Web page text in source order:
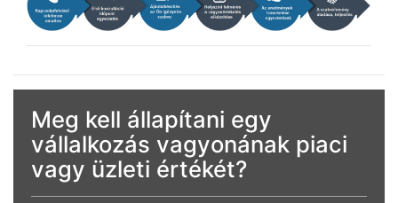
Meg kell állapítani egy
vállalkozás vagyonának piaci
vagy üzleti értékét?